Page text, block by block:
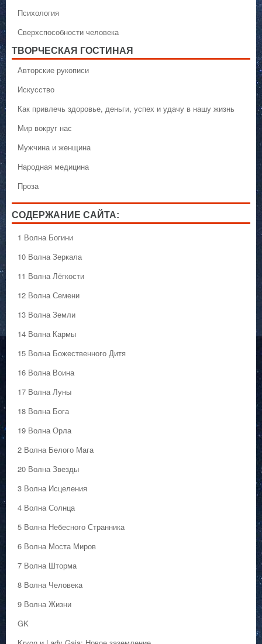
Психология
Сверхспособности человека
ТВОРЧЕСКАЯ ГОСТИНАЯ
Авторские рукописи
Искусство
Как привлечь здоровье, деньги, успех и удачу в нашу жизнь
Мир вокруг нас
Мужчина и женщина
Народная медицина
Проза
СОДЕРЖАНИЕ САЙТА:
1 Волна Богини
10 Волна Зеркала
11 Волна Лёгкости
12 Волна Семени
13 Волна Земли
14 Волна Кармы
15 Волна Божественного Дитя
16 Волна Воина
17 Волна Луны
18 Волна Бога
19 Волна Орла
2 Волна Белого Мага
20 Волна Звезды
3 Волна Исцеления
4 Волна Солнца
5 Волна Небесного Странника
6 Волна Моста Миров
7 Волна Шторма
8 Волна Человека
9 Волна Жизни
GK